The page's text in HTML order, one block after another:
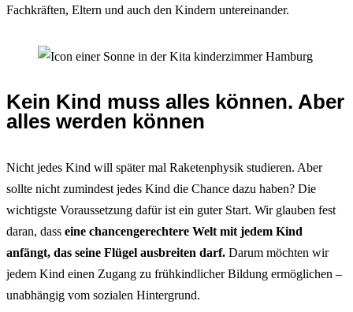
Fachkräften, Eltern und auch den Kindern untereinander.
Kein Kind muss alles können. Aber
alles werden können
Nicht jedes Kind will später mal Raketenphysik studieren. Aber
sollte nicht zumindest jedes Kind die Chance dazu haben? Die
wichtigste Voraussetzung dafür ist ein guter Start. Wir glauben fest
daran, dass eine chancengerechtere Welt mit jedem Kind
anfängt, das seine Flügel ausbreiten darf. Darum möchten wir
jedem Kind einen Zugang zu frühkindlicher Bildung ermöglichen –
unabhängig vom sozialen Hintergrund.